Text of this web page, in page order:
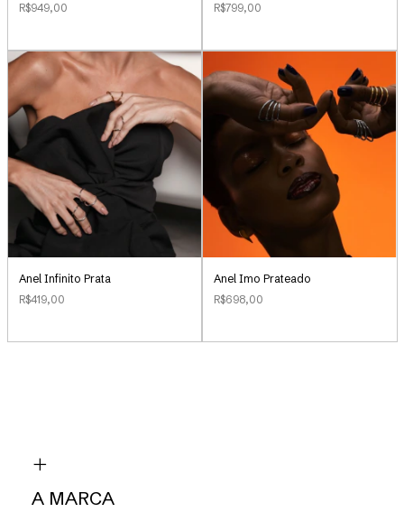
R$949,00
R$799,00
Anel Infinito Prata
R$419,00
Anel Imo Prateado
R$698,00
A MARCA